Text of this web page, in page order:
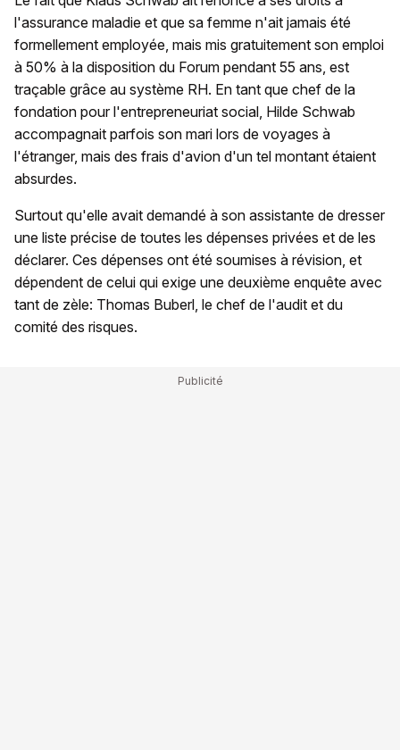
l'assurance maladie et que sa femme n'ait jamais été
formellement employée, mais mis gratuitement son emploi
à 50% à la disposition du Forum pendant 55 ans, est
traçable grâce au système RH. En tant que chef de la
fondation pour l'entrepreneuriat social, Hilde Schwab
accompagnait parfois son mari lors de voyages à
l'étranger, mais des frais d'avion d'un tel montant étaient
absurdes.
Surtout qu'elle avait demandé à son assistante de dresser
une liste précise de toutes les dépenses privées et de les
déclarer. Ces dépenses ont été soumises à révision, et
dépendent de celui qui exige une deuxième enquête avec
tant de zèle: Thomas Buberl, le chef de l'audit et du
comité des risques.